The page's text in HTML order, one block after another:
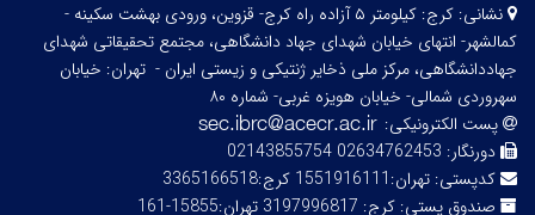
نشانی:
کرج: کیلومتر ۵ آزاده راه کرج- قزوین، ورودی بهشت سکینه -
کمالشهر- انتهای خیابان شهدای جهاد دانشگاهی، مجتمع تحقیقاتی شهدای
جهاددانشگاهی، مرکز ملی ذخایر ژنتیکی و زیستی ایران - تهران: خیابان
سهروردی شمالی- خیابان هویزه غربی- شماره ۸۰
پست الکترونیکی:
دورنگار: 02634762453 02143855754
کدپستی: تهران:1551916111 کرج:3365166518
صندوق پستی: کرج: 3197996817 تهران:15855-161